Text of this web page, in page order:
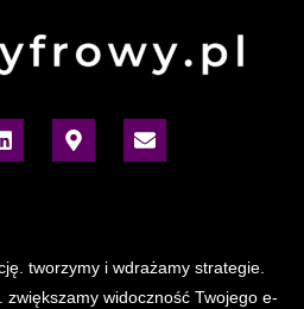
tworzymy i wdrażamy strategie.
zwiększamy widoczność Twojego e-